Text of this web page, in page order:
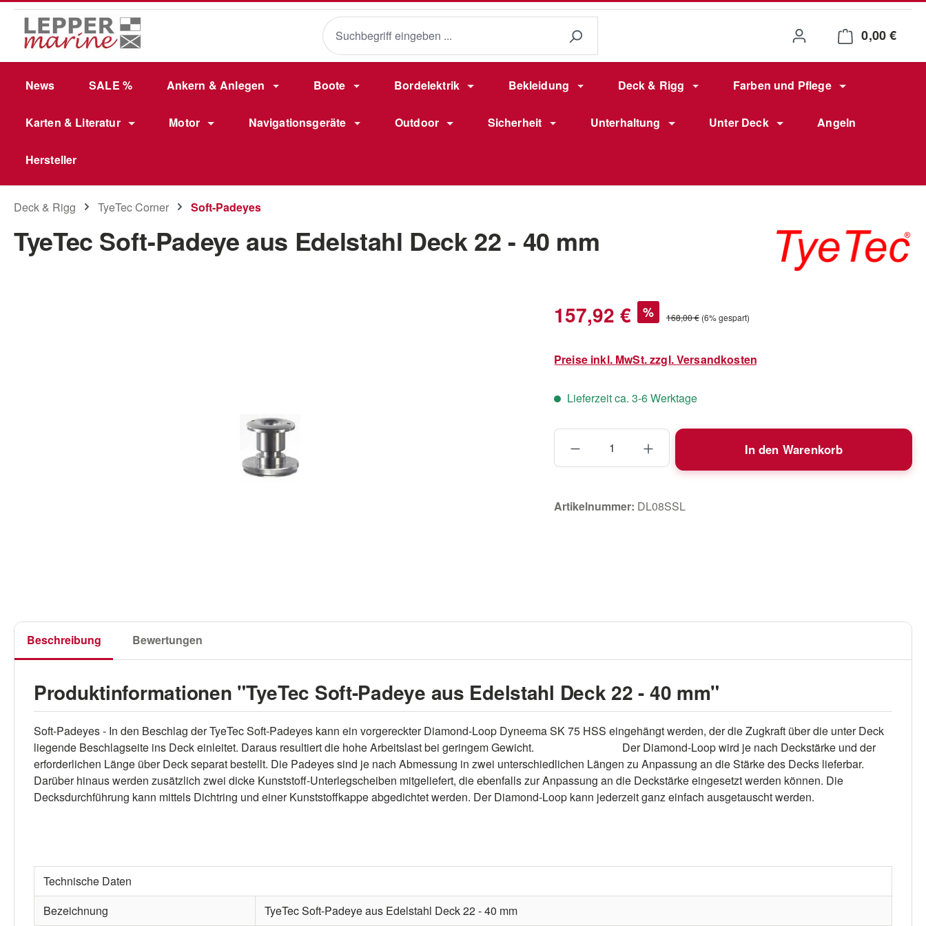
Hauptinhalt springen
Zur Suche springen
Zur Hauptnavigation springen
0,00 €
News SALE % Ankern & Anlegen Boote Bordelektrik Bekleidung Deck & Rigg Farben und Pflege
Karten & Literatur Motor Navigationsgeräte Outdoor Sicherheit Unterhaltung Unter Deck Angeln
Hersteller
Deck & Rigg TyeTec Corner Soft-Padeyes
TyeTec Soft-Padeye aus Edelstahl Deck 22 - 40 mm
Verkaufspreis:
157,92 € % Regulärer Preis:
168,00 € (6% gespart)
Preise inkl. MwSt. zzgl. Versandkosten
Lieferzeit ca. 3-6 Werktage
Produkt Anzahl: Gib den gewünschten Wert
In den Warenkorb
Artikelnummer: DL08SSL
Beschreibung Bewertungen
Produktinformationen "TyeTec Soft-Padeye aus Edelstahl Deck 22 - 40 mm"
Soft-Padeyes - In den Beschlag der TyeTec Soft-Padeyes kann ein vorgereckter Diamond-Loop Dyneema SK 75 HSS eingehängt werden, der die Zugkraft über die unter Deck
liegende Beschlagseite ins Deck einleitet. Daraus resultiert die hohe Arbeitslast bei geringem Gewicht. Der Diamond-Loop wird je nach Deckstärke und der
erforderlichen Länge über Deck separat bestellt. Die Padeyes sind je nach Abmessung in zwei unterschiedlichen Längen zu Anpassung an die Stärke des Decks lieferbar.
Darüber hinaus werden zusätzlich zwei dicke Kunststoff-Unterlegscheiben mitgeliefert, die ebenfalls zur Anpassung an die Deckstärke eingesetzt werden können. Die
Decksdurchführung kann mittels Dichtring und einer Kunststoffkappe abgedichtet werden. Der Diamond-Loop kann jederzeit ganz einfach ausgetauscht werden.
Technische Daten
Bezeichnung
TyeTec Soft-Padeye aus Edelstahl Deck 22 - 40 mm